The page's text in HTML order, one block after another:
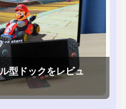
型ドックをレビュ